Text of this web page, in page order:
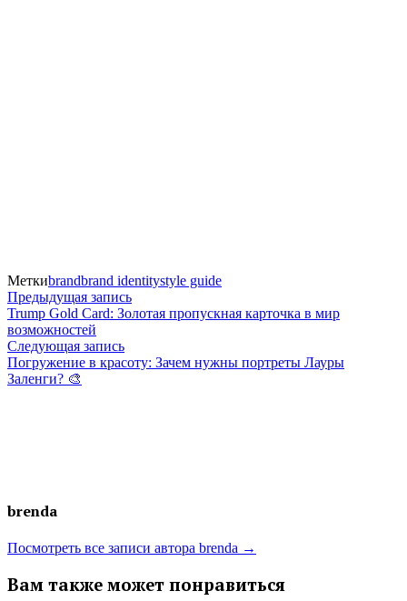
Меткиbrandbrand identitystyle guide
Навигация
по
записям
Предыдущая записьПредыдущая
запись:
Trump Gold Card: Золотая пропускная карточка в мир
возможностей
Следующая записьСледующая
запись:
Погружение в красоту: Зачем нужны портреты Лауры
Заленги? 🎨
brenda
Посмотреть все записи автора brenda →
Вам также может понравиться